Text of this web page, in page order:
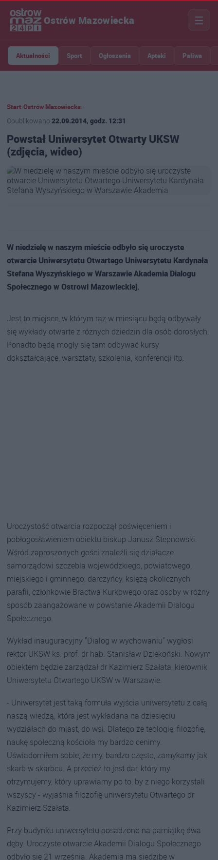
Ostrów Mazowiecka ☰
Aktualności Sport Ogłoszenia Apteki Paliwa
Start Ostrów Mazowiecka
Opublikowano 22.09.2014, godz. 12:31
Powstał Uniwersytet Otwarty UKSW
(zdjęcia, wideo)
W niedzielę w naszym mieście odbyło się uroczyste
otwarcie Uniwersytetu Otwartego Uniwersytetu Kardynała
Stefana Wyszyńskiego w Warszawie Akademia Dialogu
Społecznego w Ostrowi Mazowieckiej.
Jest to miejsce, w którym raz w miesiącu będą odbywały
się wykłady otwarte z różnych dziedzin dla osób dorosłych.
Ponadto będą mogły się tam odbywać kursy
dokształcające, warsztaty, szkolenia, konferencji itp.
Uroczystość otwarcia rozpoczął poświęceniem i
pobłogosławieniem obiektu biskup Janusz Stepnowski.
Wśród zaproszonych gości znaleźli się działacze
samorządowi szczebla wojewódzkiego, powiatowego,
miejskiego i gminnego, darczyńcy, księżą okolicznych
parafii, członkowie Bractwa Kurkowego oraz osoby w różny
sposób zaangażowane w powstanie Akademii Dialogu
Społecznego.
Wykład inauguracyjny "Dialog w wychowaniu" wygłosi
rektor UKSW ks. prof. dr hab. Stanisław Dziekoński. Nowym
obiektem będzie zarządzał dr Kazimierz Szałata, kierownik
Uniwersytetu Otwartego UKSW w Warszawie.
- Uniwersytet jest taką formuła wyjścia uniwersytetu z całą
naszą wiedzą, która jest wykładana na dziesięciu
wydziałach do miast, do wsi. Dlatego że teologię, filozofię,
naukę społeczną kościoła my bardzo cenimy.
Uświadomiłem sobie, że my, bardzo często, zamykamy jak
skarb w skarbcu. A przecież to jest dar, który my
otrzymujemy, który uprawiamy po to, by z niego korzystali
wszyscy - wyjaśnia filozofię uniwersytetu Otwartego dr
Kazimierz Szałata.
Przy budynku uniwersytetu posadzono na pamiątkę dwa
dęby. Uroczyste otwarcie Akademii Dialogu Społecznego
odbyło się 21 września. Akademia ma siedzibę w